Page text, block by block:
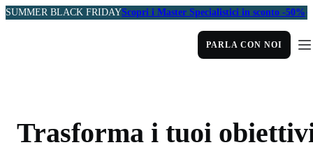
SUMMER BLACK FRIDAYScopri i Master Specialistici in sconto -50%
PARLA CON NOI
Trasforma i tuoi